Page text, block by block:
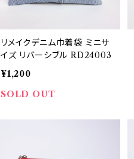
リメイクデニム巾着袋 ミニサ
イズ リバーシブル RD24003
¥1,200
SOLD OUT